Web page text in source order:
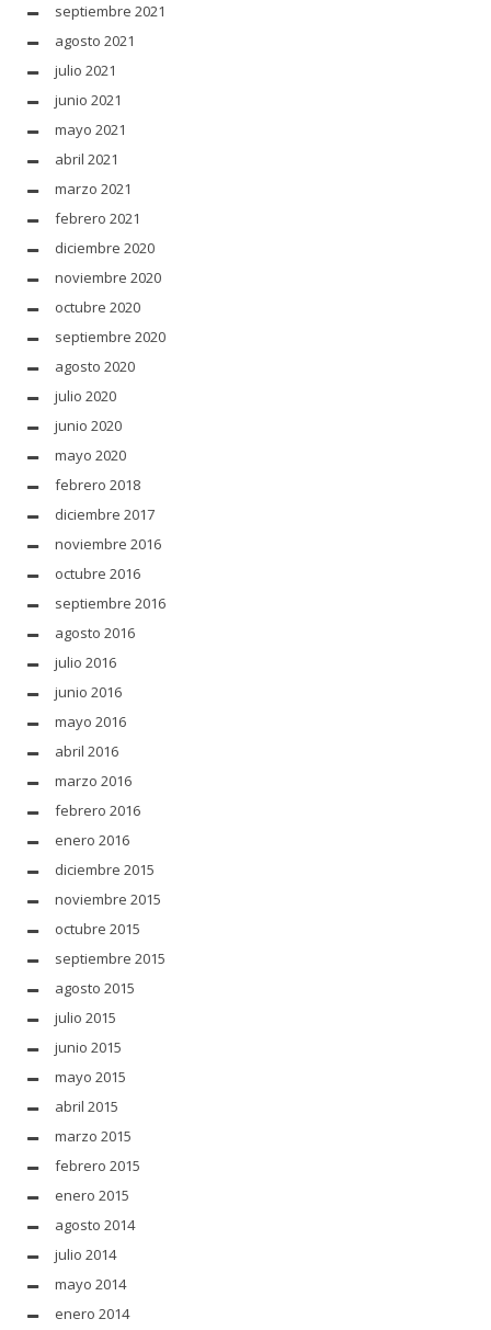
septiembre 2021
agosto 2021
julio 2021
junio 2021
mayo 2021
abril 2021
marzo 2021
febrero 2021
diciembre 2020
noviembre 2020
octubre 2020
septiembre 2020
agosto 2020
julio 2020
junio 2020
mayo 2020
febrero 2018
diciembre 2017
noviembre 2016
octubre 2016
septiembre 2016
agosto 2016
julio 2016
junio 2016
mayo 2016
abril 2016
marzo 2016
febrero 2016
enero 2016
diciembre 2015
noviembre 2015
octubre 2015
septiembre 2015
agosto 2015
julio 2015
junio 2015
mayo 2015
abril 2015
marzo 2015
febrero 2015
enero 2015
agosto 2014
julio 2014
mayo 2014
enero 2014